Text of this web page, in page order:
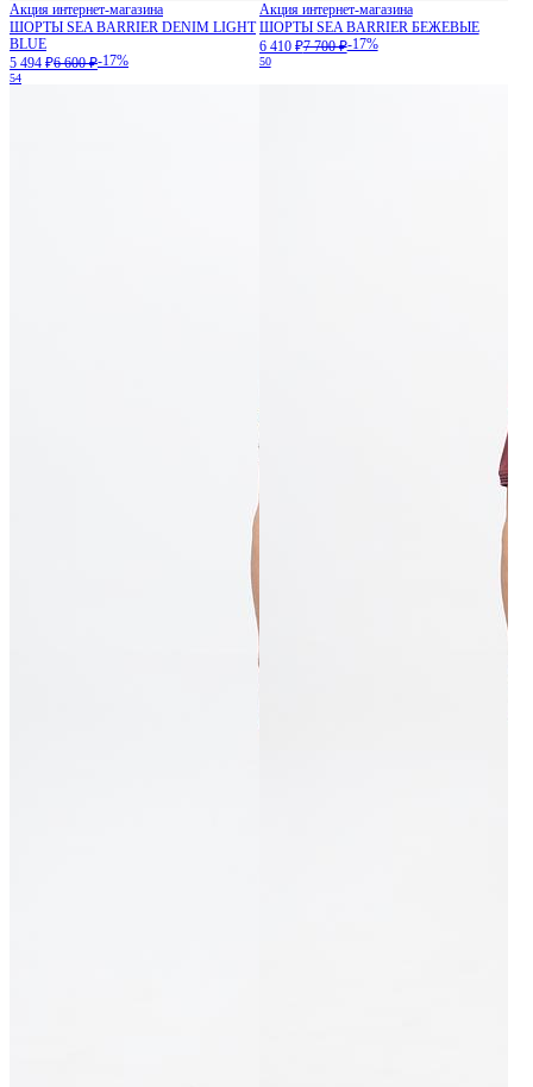
Акция интернет-магазина
ШОРТЫ SEA BARRIER DENIM LIGHT
BLUE
5 494 ₽6 600 ₽-17%
54
Акция интернет-магазина
ШОРТЫ SEA BARRIER БЕЖЕВЫЕ
6 410 ₽7 700 ₽-17%
50